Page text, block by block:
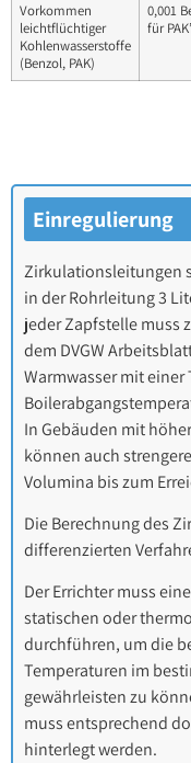
Vorkommen
leichtflüchtiger
Kohlenwasserstoffe
(Benzol, PAK)
0,001
für
Einregulierung
Zirkulationsleitungen
in der Rohrleitung 3
jeder Zapfstelle muss
dem DVGW
Warmwasser mit einer
In Gebäuden mit
können auch
Volumina bis zum
Die Berechnung des
differenzierten
Der Errichter muss
statischen oder
durchführen, um die
Temperaturen im
gewährleisten zu
muss entsprechend
hinterlegt werden.